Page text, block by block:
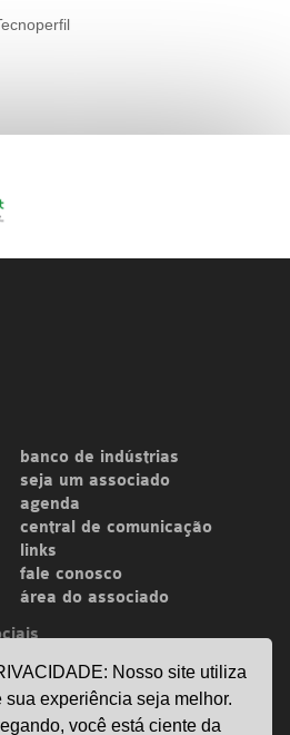
banco de indústrias
seja um associado
agenda
central de comunicação
links
fale conosco
área do associado
Nosso site utiliza
sua experiência seja melhor.
você está ciente da